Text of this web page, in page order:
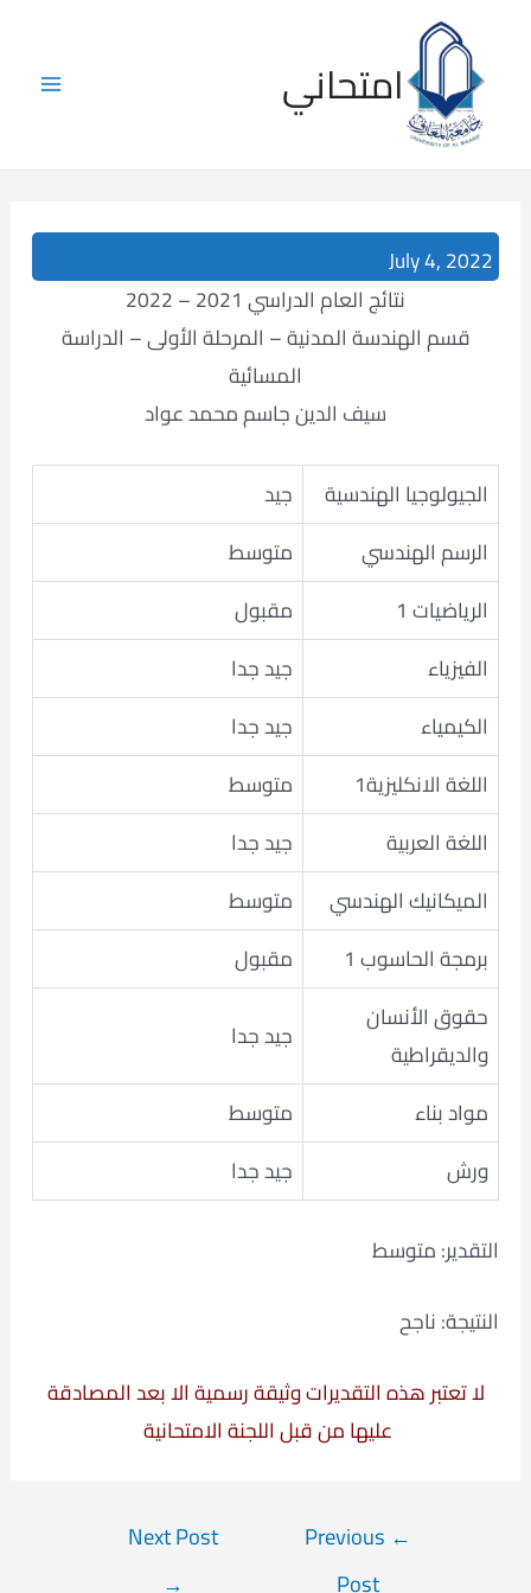
content
Main
امتحاني
July 4, 2022
نتائج العام الدراسي 2021 – 2022
قسم الهندسة المدنية – المرحلة الأولى – الدراسة
المسائية
سيف الدين جاسم محمد عواد
الجيولوجيا الهندسية
جيد
الرسم الهندسي
متوسط
الرياضيات 1
مقبول
الفيزياء
جيد جدا
الكيمياء
جيد جدا
اللغة الانكليزية1
متوسط
اللغة العربية
جيد جدا
الميكانيك الهندسي
متوسط
برمجة الحاسوب 1
مقبول
حقوق الأنسان
والديقراطية
جيد جدا
مواد بناء
متوسط
ورش
جيد جدا
التقدير: متوسط
النتيجة: ناجح
لا تعتبر هذه التقديرات وثيقة رسمية الا بعد المصادقة
عليها من قبل اللجنة الامتحانية
←
Previous
Post
Next Post
→